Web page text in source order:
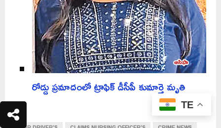
రోడ్డు ప్రమాదంలో ట్రాఫిక్ డీసీపీ కుమార్తె మృతి
TE